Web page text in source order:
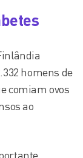
homens de
comiam ovos
ao